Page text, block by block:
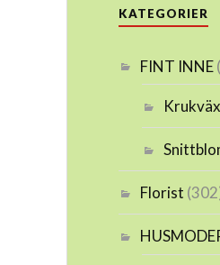
KATEGORIER
FINT INNE
Florist